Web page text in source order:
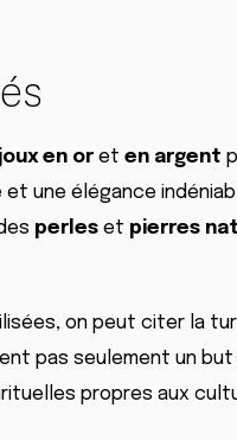
en or et en argent
une élégance
perles et pierres
on peut citer la
pas seulement un
propres aux